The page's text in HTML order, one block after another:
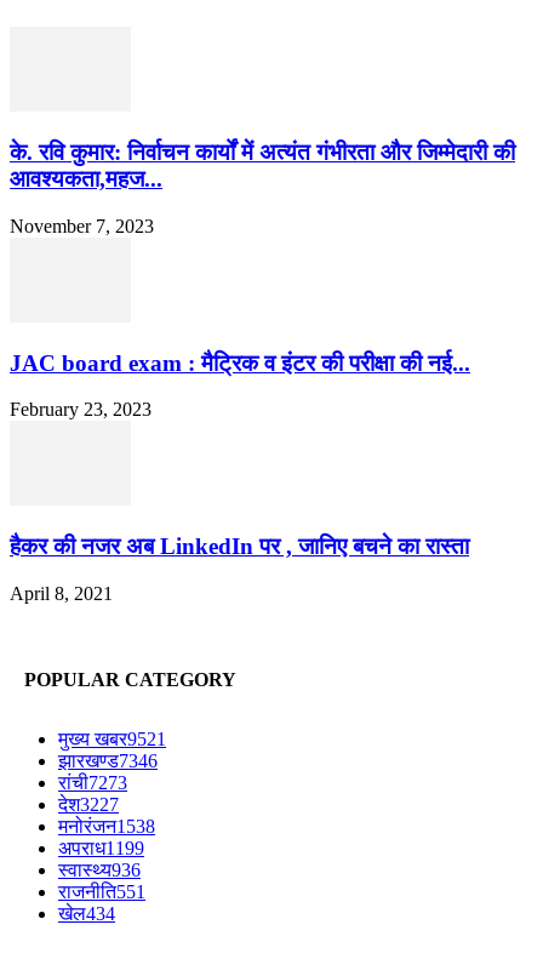
के. रवि कुमार: निर्वाचन कार्यों में अत्यंत गंभीरता और जिम्मेदारी की
आवश्यकता,महज...
November 7, 2023
JAC board exam : मैट्रिक व इंटर की परीक्षा की नई...
February 23, 2023
हैकर की नजर अब LinkedIn पर , जानिए बचने का रास्ता
April 8, 2021
POPULAR CATEGORY
मुख्य खबर9521
झारखण्ड7346
रांची7273
देश3227
मनोरंजन1538
अपराध1199
स्वास्थ्य936
राजनीति551
खेल434